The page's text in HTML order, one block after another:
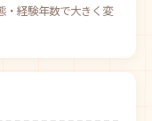
経験年数で大きく変